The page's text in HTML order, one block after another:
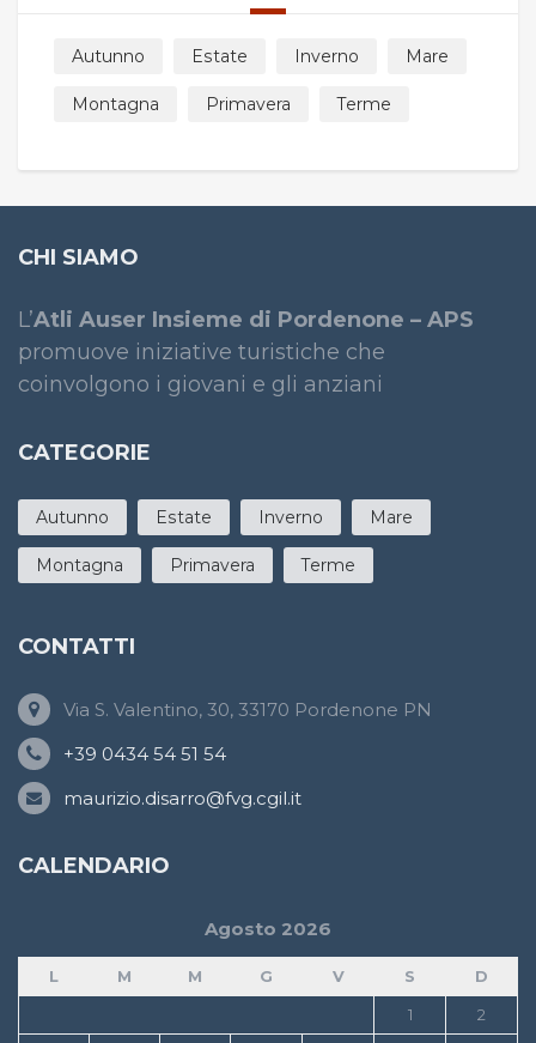
Autunno Estate Inverno Mare
Montagna Primavera Terme
CHI SIAMO
L’Atli Auser Insieme di Pordenone – APS
promuove iniziative turistiche che
coinvolgono i giovani e gli anziani
CATEGORIE
Autunno Estate Inverno Mare
Montagna Primavera Terme
CONTATTI
Via S. Valentino, 30, 33170 Pordenone PN
+39 0434 54 51 54
maurizio.disarro@fvg.cgil.it
CALENDARIO
Agosto 2026
L M M G V S
D
1
2